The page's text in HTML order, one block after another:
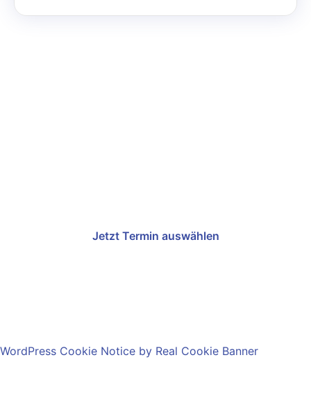
Jetzt Termin auswählen
WordPress Cookie Notice by Real Cookie Banner